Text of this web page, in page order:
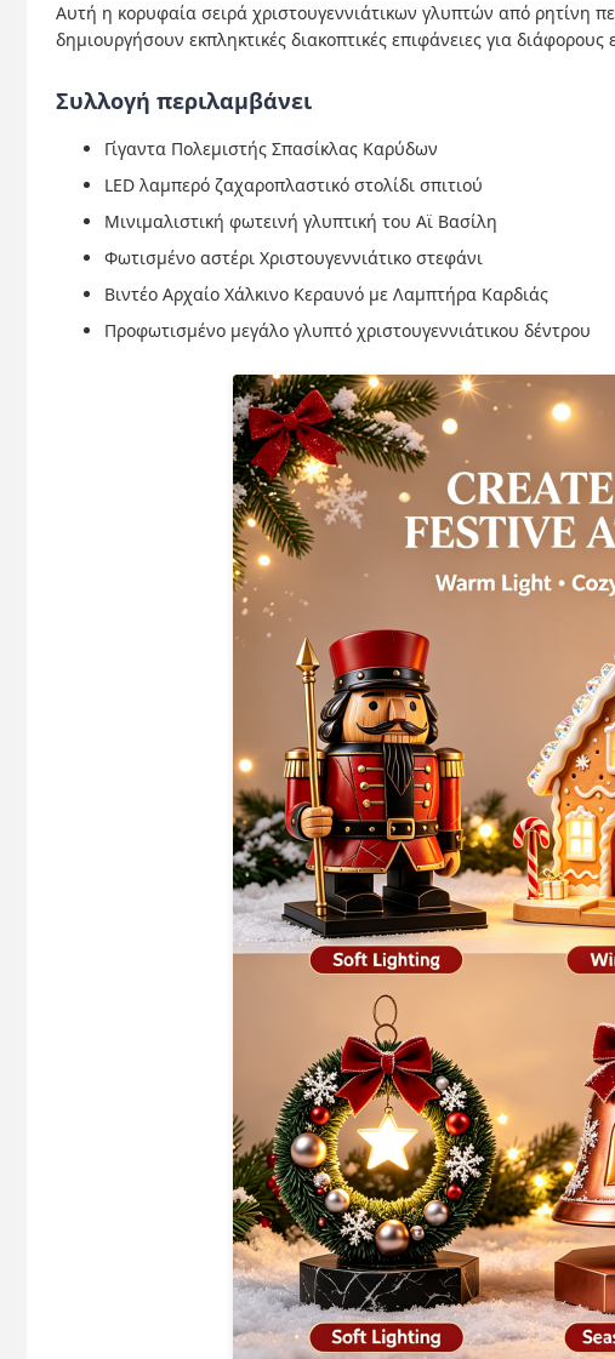
Αυτή η κορυφαία σειρά χριστουγεννιάτικων γλυπτών από ρητίνη
δημιουργήσουν εκπληκτικές διακοπτικές επιφάνειες για
Συλλογή περιλαμβάνει
Γίγαντα Πολεμιστής Σπασίκλας Καρύδων
LED λαμπερό ζαχαροπλαστικό στολίδι σπιτιού
Μινιμαλιστική φωτεινή γλυπτική του Αϊ Βασίλη
Φωτισμένο αστέρι Χριστουγεννιάτικο στεφάνι
Βιντέο Αρχαίο Χάλκινο Κεραυνό με Λαμπτήρα Καρδιάς
Προφωτισμένο μεγάλο γλυπτό χριστουγεννιάτικου δέντρου